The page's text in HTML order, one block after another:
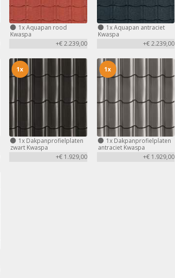
1xAquapan rood
Kwaspa
+€ 2.239,00
1xAquapan antraciet
Kwaspa
+€ 2.239,00
1xDakpanprofielplaten
zwart Kwaspa
+€ 1.929,00
1x
1xDakpanprofielplaten
antraciet Kwaspa
+€ 1.929,00
1x